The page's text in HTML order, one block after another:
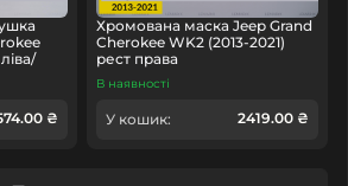
₴
Хромована маска Jeep Grand
Cherokee WK2 (2013-2021)
рест права
В наявності
У кошик: 2419.00 ₴